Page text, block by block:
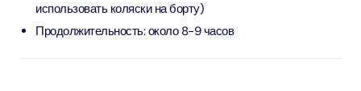
использовать коляски на борту)
Продолжительность: около 8-9 часов